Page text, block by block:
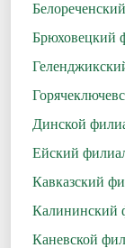
Брюховецкий
Динской
Ейский
Кавказский
Калининский
Каневской